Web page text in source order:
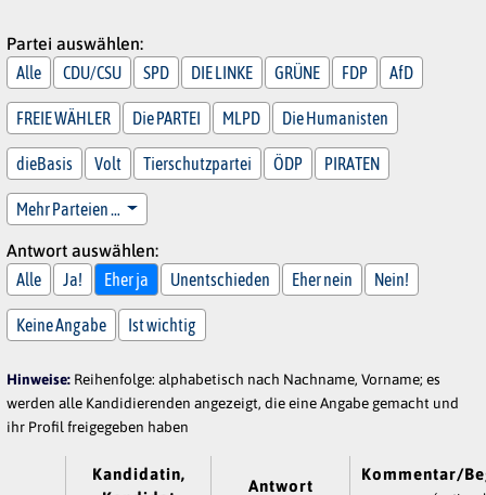
Partei auswählen:
Alle
CDU/CSU SPD DIE LINKE GRÜNE FDP AfD
FREIE WÄHLER Die PARTEI MLPD Die Humanisten
dieBasis Volt Tierschutzpartei ÖDP PIRATEN
Mehr Parteien …
Antwort auswählen:
Alle
Ja! Eher ja Unentschieden Eher nein Nein!
Keine Angabe Ist wichtig
Hinweise: Reihenfolge: alphabetisch nach Nachname, Vorname; es
werden alle Kandidierenden angezeigt, die eine Angabe gemacht und
ihr Profil freigegeben haben
Kandidatin,
Antwort
Kommentar/